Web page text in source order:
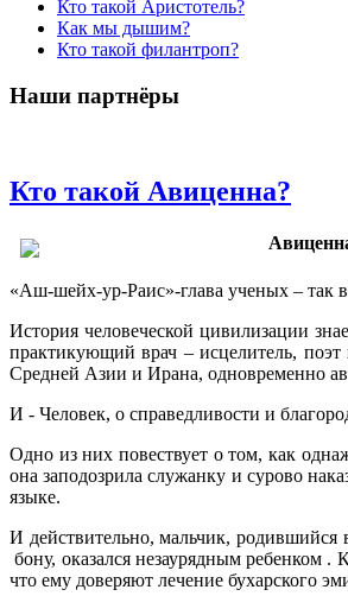
Кто такой Аристотель?
Как мы дышим?
Кто такой филантроп?
Наши партнёры
Кто такой Авиценна?
«Аш-шейх-ур-Раис»-глава ученых – так
История человеческой цивилизации
практикующий врач – исцелитель,
Средней Азии и Ирана, одновременно
И - Человек, о справедливости и
Одно из них повествует о том, как
она заподозрила служанку и сурово
языке.
И действительно, мальчик, родившийся
бону, оказался незаурядным ребенком
что ему доверяют лечение бухарского